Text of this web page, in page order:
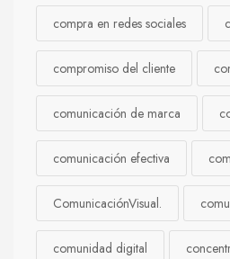
compra en redes sociales
compromiso del cliente
comunicación de marca
comunicación efectiva
ComunicaciónVisual.
comunidad digital